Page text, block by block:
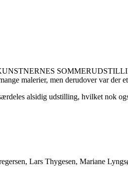
malerier, men derudover var
alsidig udstilling, hvilket nok
Lars Thygesen, Mariane